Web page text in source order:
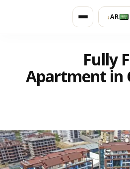
AR
↓
Fully
Apartment in